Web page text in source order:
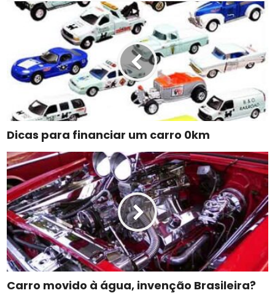
Dicas para financiar um carro 0km
Carro movido à água, invenção Brasileira?